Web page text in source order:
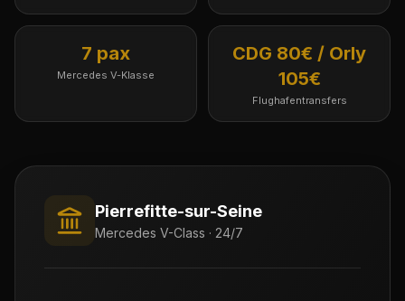
7 pax
Mercedes V-Klasse
CDG 80€ / Orly
105€
Flughafentransfers
Pierrefitte-sur-Seine
Mercedes V-Class · 24/7